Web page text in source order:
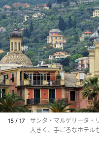
15 / 17
サンタ・マルゲリータ・
大きく、手ごろなホテルも